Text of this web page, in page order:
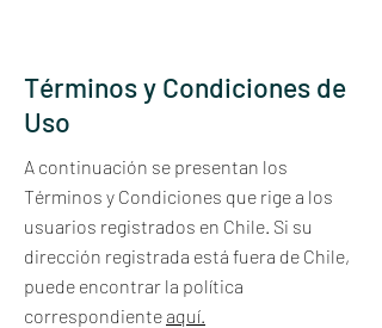
Términos y Condiciones de
Uso
A continuación se presentan los
Términos y Condiciones que rige a los
usuarios registrados en Chile. Si su
dirección registrada está fuera de Chile,
puede encontrar la política
correspondiente aquí.